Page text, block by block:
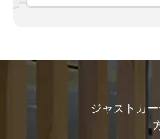
ジャストカ